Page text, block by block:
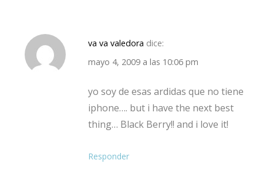
va va valedora dice:
mayo 4, 2009 a las 10:06 pm
yo soy de esas ardidas que no tiene
iphone…. but i have the next best
thing… Black Berry!! and i love it!
Responder